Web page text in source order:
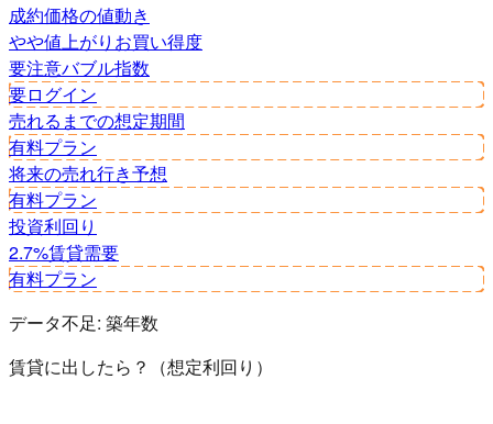
成約価格の値動き
やや値上がり お買い得度
要注意バブル指数
要ログイン
売れるまでの想定期間
有料プラン
将来の売れ行き予想
有料プラン
投資利回り
2.7%賃貸需要
有料プラン
データ不足: 築年数
賃貸に出したら？（想定利回り）